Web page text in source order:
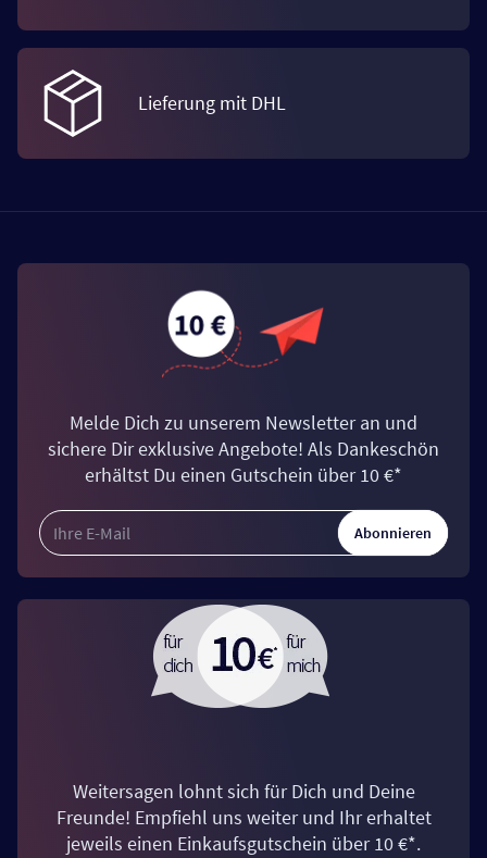
Lieferung mit DHL
Melde Dich zu unserem Newsletter an und
sichere Dir exklusive Angebote! Als Dankeschön
erhältst Du einen Gutschein über 10 €*
Abonnieren
Weitersagen lohnt sich für Dich und Deine
Freunde! Empfiehl uns weiter und Ihr erhaltet
jeweils einen Einkaufsgutschein über 10 €*.